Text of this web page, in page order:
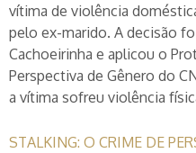
vítima de violência
pelo ex-marido. A decisão
Cachoeirinha e aplicou o
Perspectiva de Gênero do
a vítima sofreu violência
STALKING: O CRIME DE